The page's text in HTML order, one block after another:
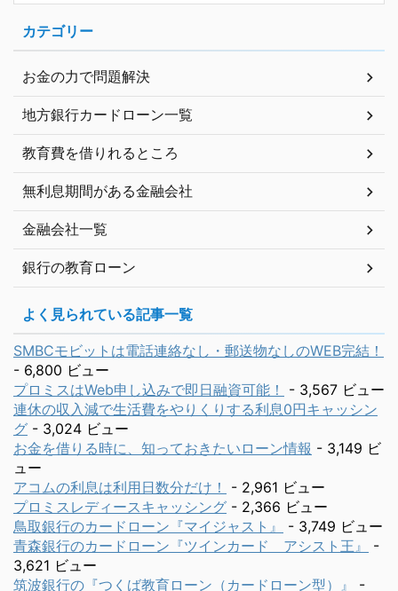
カテゴリー
お金の力で問題解決
地方銀行カードローン一覧
教育費を借りれるところ
無利息期間がある金融会社
金融会社一覧
銀行の教育ローン
よく見られている記事一覧
SMBCモビットは電話連絡なし・郵送物なしのWEB完結！
- 6,800 ビュー
プロミスはWeb申し込みで即日融資可能！
- 3,567 ビュー
連休の収入減で生活費をやりくりする利息0円キャッシン
グ - 3,024 ビュー
お金を借りる時に、知っておきたいローン情報 - 3,149 ビ
ュー
アコムの利息は利用日数分だけ！
- 2,961 ビュー
プロミスレディースキャッシング - 2,366 ビュー
鳥取銀行のカードローン『マイジャスト』
- 3,749 ビュー
青森銀行のカードローン『ツインカード アシスト王』
-
3,621 ビュー
筑波銀行の『つくば教育ローン（カードローン型）』
-